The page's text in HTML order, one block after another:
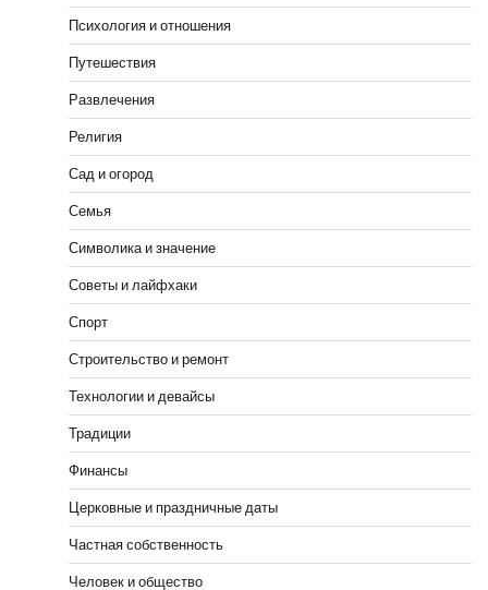
Психология и отношения
Путешествия
Развлечения
Религия
Сад и огород
Семья
Символика и значение
Советы и лайфхаки
Спорт
Строительство и ремонт
Технологии и девайсы
Традиции
Финансы
Церковные и праздничные даты
Частная собственность
Человек и общество